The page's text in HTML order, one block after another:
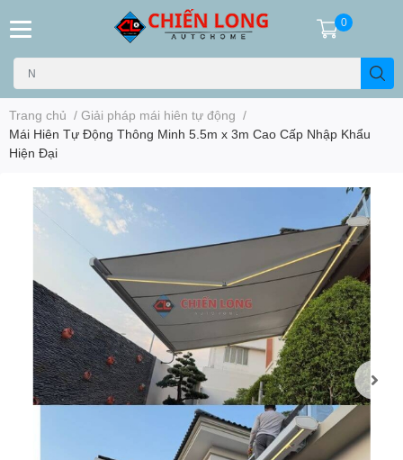
0
Trang chủ / Giải pháp mái hiên tự động /
Mái Hiên Tự Động Thông Minh 5.5m x 3m Cao Cấp Nhập Khẩu
Hiện Đại